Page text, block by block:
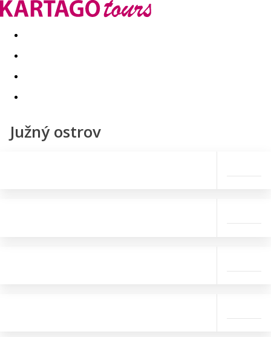
Last minute Dovolenkové kluby
Južný ostrov